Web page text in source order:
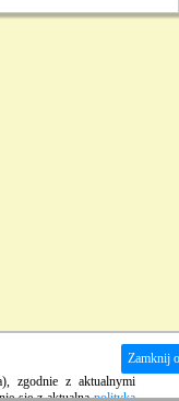
Zamknij
zgodnie z aktualnymi
się z aktualnąpolityką